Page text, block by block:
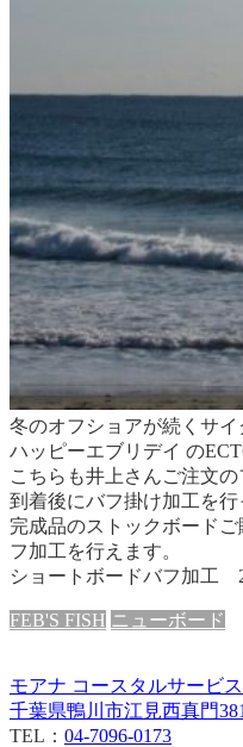
冬のオフショアが続くサイ
ハッピーエブリデイ の
こちらも井上さんご注文の
到着後にバフ掛け加工を行
完成品のストックボード
フ加工を行えます。
ショートボードバフ加工
FEB'S FISH ニューボード
モアナ コースタルサービス
千葉県鴨川市江見西真門
TEL： 04-7096-0173